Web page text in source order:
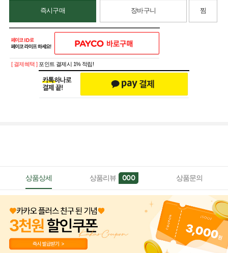
즉시구매 장바구니 찜
[ 결제혜택 ] 포인트 결제시 1% 적립!
상품상세 상품리뷰 000 상품문의